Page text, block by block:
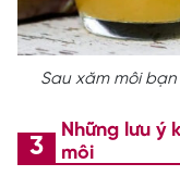
Sau xăm môi
Những lưu ý
môi